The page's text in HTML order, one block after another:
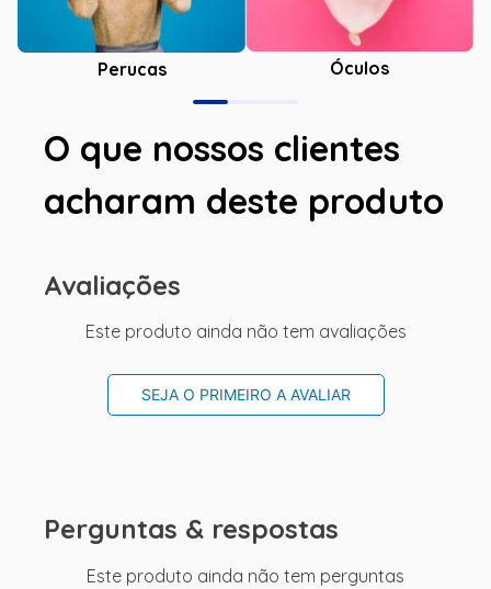
Perucas Óculos
O que nossos clientes
acharam deste produto
Avaliações
Este produto ainda não tem avaliações
SEJA O PRIMEIRO A AVALIAR
Perguntas & respostas
Este produto ainda não tem perguntas